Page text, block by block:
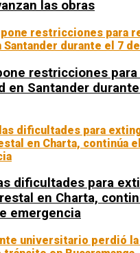
las obras
restricciones
en Santander
dificultades para
en Charta,
emergencia